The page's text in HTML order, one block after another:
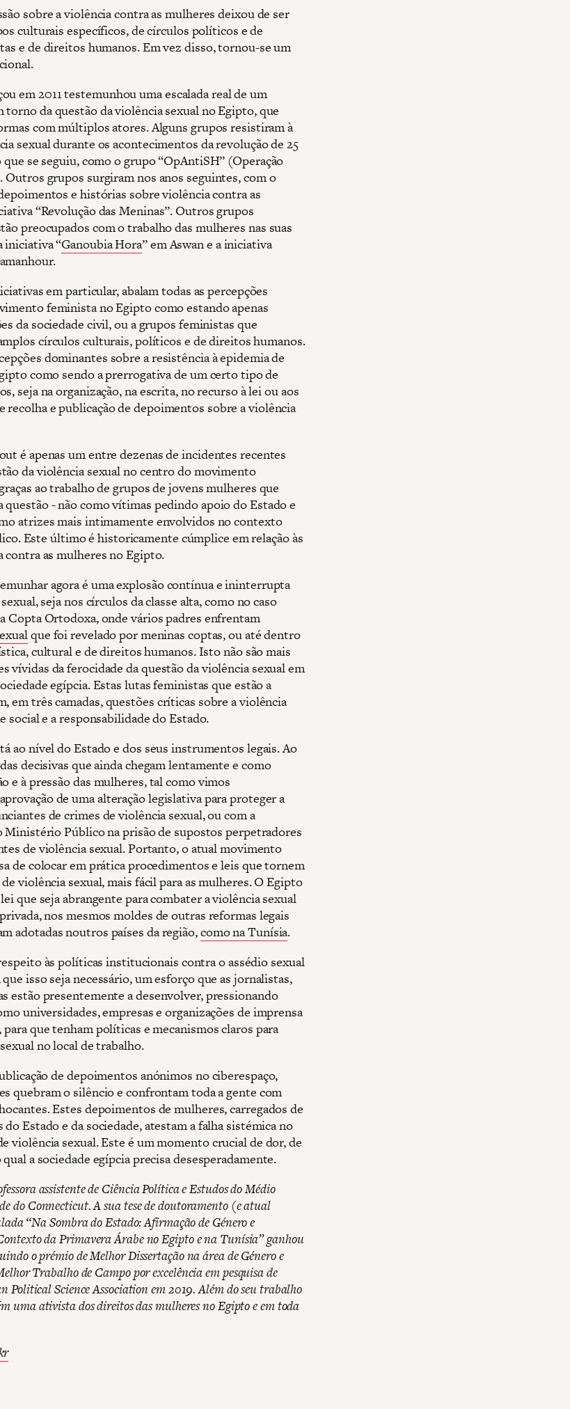
sobre a violência contra as mulheres deixou de ser
culturais específicos, de círculos políticos e de
e de direitos humanos. Em vez disso, tornou-se um
em 2011 testemunhou uma escalada real de um
da questão da violência sexual no Egipto, que
com múltiplos atores. Alguns grupos resistiram à
sexual durante os acontecimentos da revolução de 25
que se seguiu, como o grupo “OpAntiSH” (Operação
grupos surgiram nos anos seguintes, com o
e histórias sobre violência contra as
“Revolução das Meninas”. Outros grupos
preocupados com o trabalho das mulheres nas suas
iniciativa “Ganoubia Hora” em Aswan e a iniciativa
em particular, abalam todas as percepções
feminista no Egipto como estando apenas
da sociedade civil, ou a grupos feministas que
círculos culturais, políticos e de direitos humanos.
dominantes sobre a resistência à epidemia de
como sendo a prerrogativa de um certo tipo de
seja na organização, na escrita, no recurso à lei ou aos
recolha e publicação de depoimentos sobre a violência
é apenas um entre dezenas de incidentes recentes
da violência sexual no centro do movimento
ao trabalho de grupos de jovens mulheres que
questão - não como vítimas pedindo apoio do Estado e
atrizes mais intimamente envolvidos no contexto
Este último é historicamente cúmplice em relação às
contra as mulheres no Egipto.
agora é uma explosão contínua e ininterrupta
seja nos círculos da classe alta, como no caso
Copta Ortodoxa, onde vários padres enfrentam
que foi revelado por meninas coptas, ou até dentro
cultural e de direitos humanos. Isto não são mais
vívidas da ferocidade da questão da violência sexual em
egípcia. Estas lutas feministas que estão a
em três camadas, questões críticas sobre a violência
social e a responsabilidade do Estado.
ao nível do Estado e dos seus instrumentos legais. Ao
decisivas que ainda chegam lentamente e como
e à pressão das mulheres, tal como vimos
de uma alteração legislativa para proteger a
de crimes de violência sexual, ou com a
Público na prisão de supostos perpetradores
de violência sexual. Portanto, o atual movimento
de colocar em prática procedimentos e leis que tornem
violência sexual, mais fácil para as mulheres. O Egipto
que seja abrangente para combater a violência sexual
nos mesmos moldes de outras reformas legais
adotadas noutros países da região,como na Tunísia.
às políticas institucionais contra o assédio sexual
que isso seja necessário, um esforço que as jornalistas,
estão presentemente a desenvolver, pressionando
universidades, empresas e organizações de imprensa
para que tenham políticas e mecanismos claros para
no local de trabalho.
de depoimentos anónimos no ciberespaço,
quebram o silêncio e confrontam toda a gente com
Estes depoimentos de mulheres, carregados de
Estado e da sociedade, atestam a falha sistémica no
violência sexual. Este é um momento crucial de dor, de
a sociedade egípcia precisa desesperadamente.
assistente de Ciência Política e Estudos do Médio
do Connecticut. A sua tese de doutoramento (e atual
“Na Sombra do Estado: Afirmação de Género e
da Primavera Árabe no Egipto e na Tunísia” ganhou
o prémio de Melhor Dissertação na área de Género e
Trabalho de Campo por excelência em pesquisa de
Political Science Association em 2019. Além do seu trabalho
uma ativista dos direitos das mulheres no Egipto e em toda